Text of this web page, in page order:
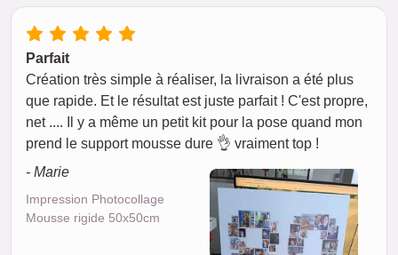
Parfait
Création très simple à réaliser, la livraison a été plus
que rapide. Et le résultat est juste parfait ! C'est propre,
net .... Il y a même un petit kit pour la pose quand mon
prend le support mousse dure 👌 vraiment top !
- Marie
Impression Photocollage
Mousse rigide 50x50cm